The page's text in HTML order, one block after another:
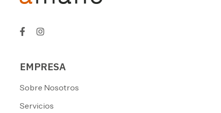
EMPRESA
Sobre Nosotros
Servicios